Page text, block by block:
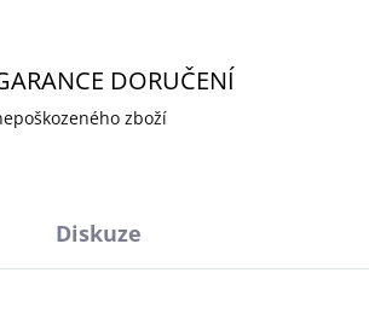
DORUČENÍ
zboží
Diskuze